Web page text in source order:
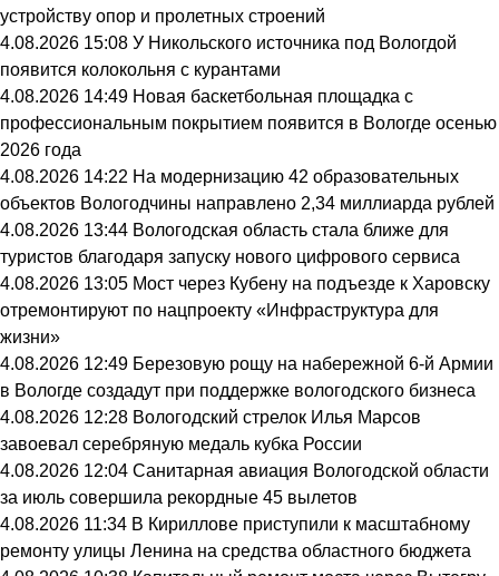
устройству опор и пролетных строений
4.08.2026 15:08 У Никольского источника под Вологдой
появится колокольня с курантами
4.08.2026 14:49 Новая баскетбольная площадка с
профессиональным покрытием появится в Вологде осенью
2026 года
4.08.2026 14:22 На модернизацию 42 образовательных
объектов Вологодчины направлено 2,34 миллиарда рублей
4.08.2026 13:44 Вологодская область стала ближе для
туристов благодаря запуску нового цифрового сервиса
4.08.2026 13:05 Мост через Кубену на подъезде к Харовску
отремонтируют по нацпроекту «Инфраструктура для
жизни»
4.08.2026 12:49 Березовую рощу на набережной 6-й Армии
в Вологде создадут при поддержке вологодского бизнеса
4.08.2026 12:28 Вологодский стрелок Илья Марсов
завоевал серебряную медаль кубка России
4.08.2026 12:04 Санитарная авиация Вологодской области
за июль совершила рекордные 45 вылетов
4.08.2026 11:34 В Кириллове приступили к масштабному
ремонту улицы Ленина на средства областного бюджета